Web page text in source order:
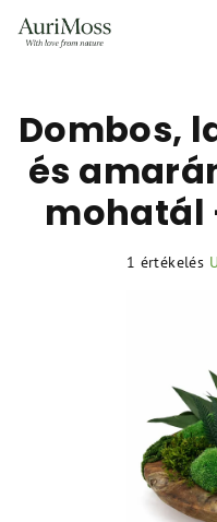
Dombos,
és
mohatál
A
csillag.
1 értékelés